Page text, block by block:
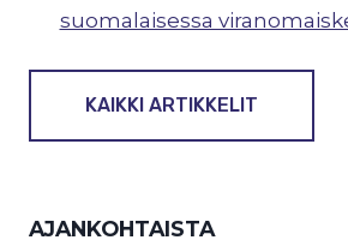
suomalaisessa
KAIKKI ARTIKKELIT
AJANKOHTAISTA